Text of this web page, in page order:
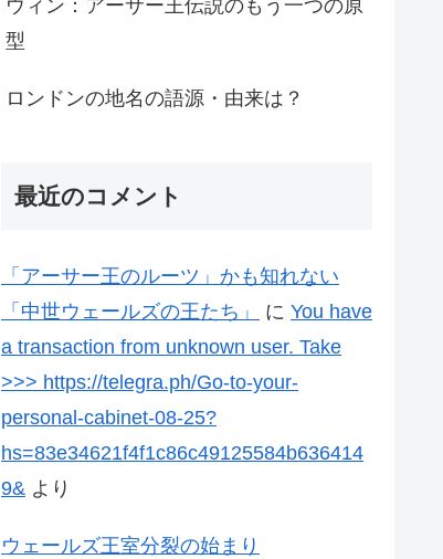
ウィン：アーサー王伝説のもう一つの原
型
ロンドンの地名の語源・由来は？
最近のコメント
「アーサー王のルーツ」かも知れない
「中世ウェールズの王たち」
に You have
a transaction from unknown user. Take
>>> https://telegra.ph/Go-to-your-
personal-cabinet-08-25?
hs=83e34621f4f1c86c49125584b636414
9& より
ウェールズ王室分裂の始まり